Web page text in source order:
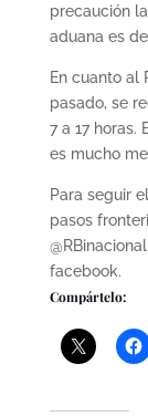
precaución
aduana es
En cuanto al
pasado, se
7 a 17 horas.
es mucho
Para seguir
pasos
facebook.
Compártelo: